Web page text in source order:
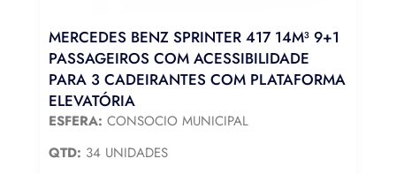
MERCEDES BENZ SPRINTER 417 14M³ 9+1
PASSAGEIROS COM ACESSIBILIDADE
PARA 3 CADEIRANTES COM PLATAFORMA
ELEVATÓRIA
ESFERA: CONSOCIO MUNICIPAL
QTD: 34 UNIDADES